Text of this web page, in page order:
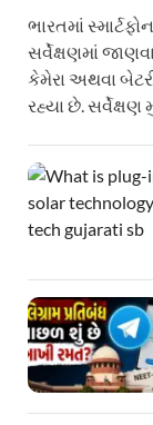
ભારતમાં
સર્વેક્ષણમાં
કેમેરા અથવા
રહ્યા છે.